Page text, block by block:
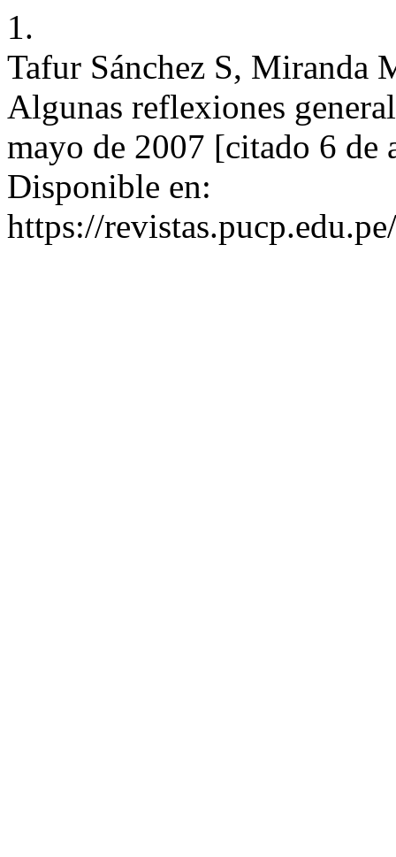
1.
Tafur Sánchez S, Miranda
Algunas reflexiones
mayo de 2007 [citado 6
Disponible en:
https://